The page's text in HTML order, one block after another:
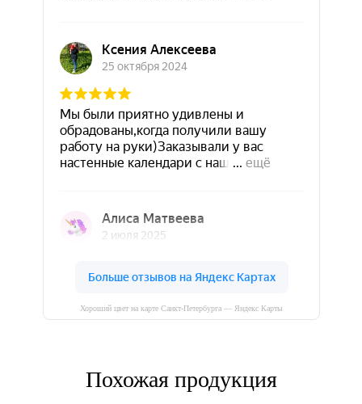
Хороший цвет на карте Санкт‑Петербурга — Яндекс Карты
Похожая продукция